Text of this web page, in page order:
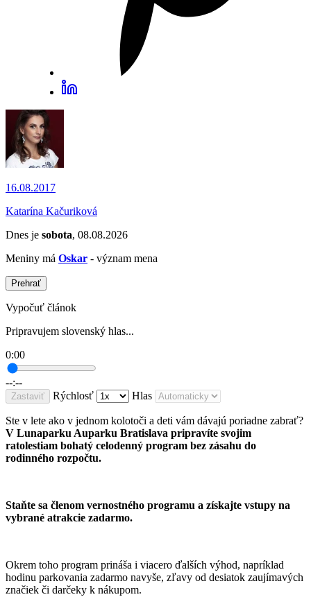
16.08.2017
Katarína Kačuriková
Dnes je sobota, 08.08.2026
Meniny má Oskar - význam mena
Prehrať
Vypočuť článok
Pripravujem slovenský hlas...
0:00
--:--
Zastaviť Rýchlosť Hlas
Ste v lete ako v jednom kolotoči a deti vám dávajú poriadne zabrať?
V Lunaparku Auparku Bratislava pripravíte svojim
ratolestiam bohatý celodenný program bez zásahu do
rodinného rozpočtu.
Staňte sa členom vernostného programu a získajte vstupy na
vybrané atrakcie zadarmo.
Okrem toho program prináša i viacero ďalších výhod, napríklad
hodinu parkovania zadarmo navyše, zľavy od desiatok zaujímavých
značiek či darčeky k nákupom.